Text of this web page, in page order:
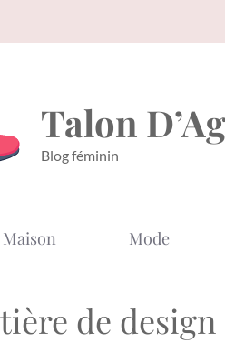
Talon
Blog féminin
Maison Mode
de